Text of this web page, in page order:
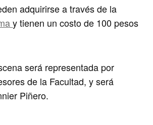
adquirirse a través de la
y tienen un costo de 100 pesos
será representada por
de la Facultad, y será
Piñero.